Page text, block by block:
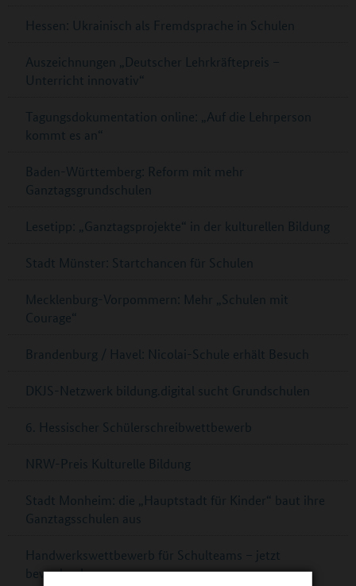
Hessen: Ukrainisch als Fremdsprache in Schulen
Auszeichnungen „Deutscher Lehrkräftepreis –
Unterricht innovativ“
Tagungsdokumentation online: „Auf die Lehrperson
kommt es an“
Baden-Württemberg: Reform mit mehr
Ganztagsgrundschulen
Lesetipp: „Ganztagsprojekte“ in der kulturellen Bildung
Stadt Münster: Startchancen für Schulen
Mecklenburg-Vorpommern: Mehr „Schulen mit
Courage“
Brandenburg / Havel: Nicolai-Schule erhält Besuch
DKJS-Netzwerk bildung.digital sucht Grundschulen
6. Hessischer Schülerschreibwettbewerb
NRW-Preis Kulturelle Bildung
Stadt Monheim: die „Hauptstadt für Kinder“ baut ihre
Ganztagsschulen aus
Handwerkswettbewerb für Schulteams – jetzt
bewerben!